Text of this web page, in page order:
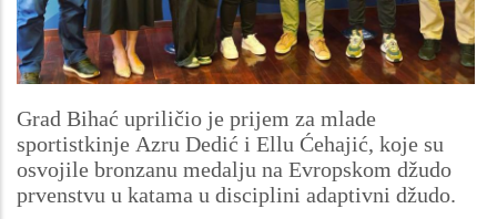
Grad Bihać upriličio je prijem za mlade
sportistkinje Azru Dedić i Ellu Ćehajić, koje su
osvojile bronzanu medalju na Evropskom džudo
prvenstvu u katama u disciplini adaptivni džudo.